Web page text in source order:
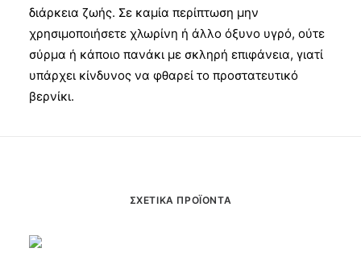
διάρκεια ζωής. Σε καμία περίπτωση μην
χρησιμοποιήσετε χλωρίνη ή άλλο όξυνο υγρό, ούτε
σύρμα ή κάποιο πανάκι με σκληρή επιφάνεια, γιατί
υπάρχει κίνδυνος να φθαρεί το προστατευτικό
βερνίκι.
ΣΧΕΤΙΚΆ ΠΡΟΪΌΝΤΑ